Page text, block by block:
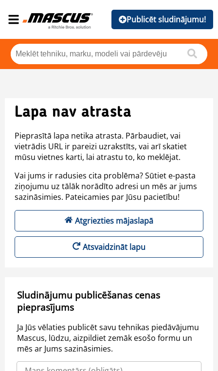
Publicēt sludinājumu!
Lapa nav atrasta
Pieprasītā lapa netika atrasta. Pārbaudiet, vai
vietrādis URL ir pareizi uzrakstīts, vai arī skatiet
mūsu vietnes karti, lai atrastu to, ko meklējat.
Vai jums ir radusies cita problēma? Sūtiet e-pasta
ziņojumu uz tālāk norādīto adresi un mēs ar jums
sazināsimies. Pateicamies par Jūsu pacietību!
Atgriezties mājaslapā
Atsvaidzināt lapu
Sludinājumu publicēšanas cenas
pieprasījums
Ja Jūs vēlaties publicēt savu tehnikas piedāvājumu
Mascus, lūdzu, aizpildiet zemāk esošo formu un
mēs ar Jums sazināsimies.